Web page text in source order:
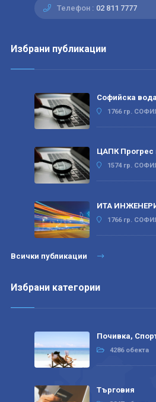
Телефон : 02 811 7777
Избрани публикации
Софийска
1766 гр.
ЦАПК Прогрес
1574 гр.
ИТА
1766 гр.
Всички публикации
Избрани категории
Почивка,
4286 обекта
Търговия